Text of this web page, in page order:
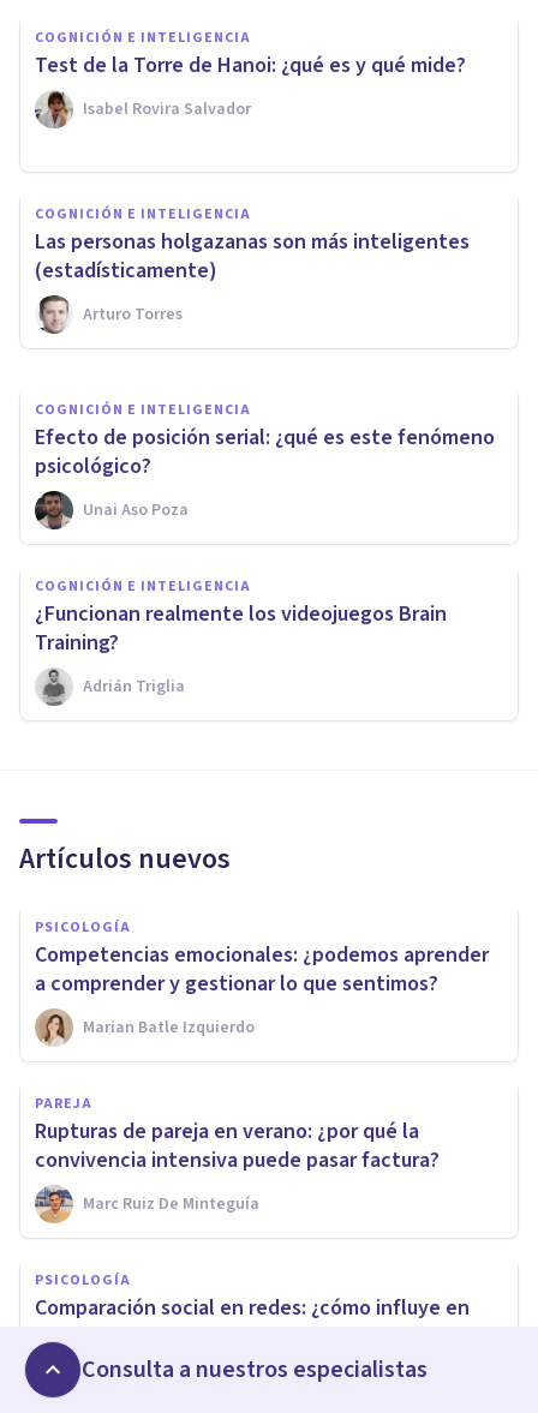
COGNICIÓN E INTELIGENCIA
Test de la Torre de Hanoi: ¿qué es y qué mide?
Isabel Rovira Salvador
COGNICIÓN E INTELIGENCIA
Las personas holgazanas son más inteligentes
(estadísticamente)
Arturo Torres
Este gorro es capaz de
volvernos más inteligentes
Oscar Castillero Mimenza
COGNICIÓN E INTELIGENCIA
Efecto de posición serial: ¿qué es este fenómeno
psicológico?
Unai Aso Poza
COGNICIÓN E INTELIGENCIA
¿Funcionan realmente los videojuegos Brain
Training?
Adrián Triglia
Artículos nuevos
PSICOLOGÍA
Competencias emocionales: ¿podemos aprender
a comprender y gestionar lo que sentimos?
Marian Batle Izquierdo
PAREJA
Rupturas de pareja en verano: ¿por qué la
convivencia intensiva puede pasar factura?
Marc Ruiz De Minteguía
PSICOLOGÍA
Comparación social en redes: ¿cómo influye en
nuestra autoestima sin que lo notemos?
Escuela Europea De Coaching
Consulta a nuestros especialistas